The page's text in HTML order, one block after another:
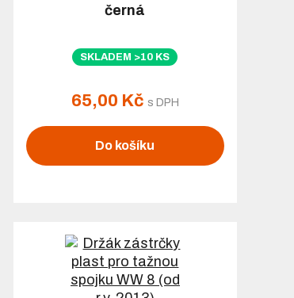
černá
SKLADEM >10 KS
65,00 Kč s DPH
Do košíku